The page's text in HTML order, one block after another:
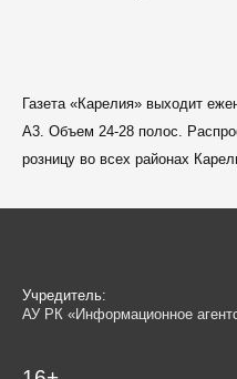
Газета «Карелия» выходит
A3. Объем 24-28 полос.
розницу во всех районах
Учредитель:
АУ РК «Информационное